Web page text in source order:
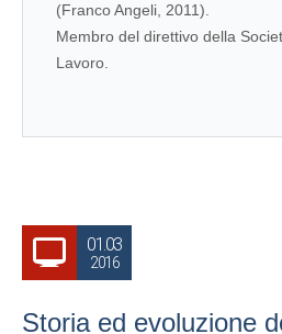
(Franco Angeli, 2011).
Membro del direttivo della
Lavoro.
01.03
2016
Storia ed evoluzione